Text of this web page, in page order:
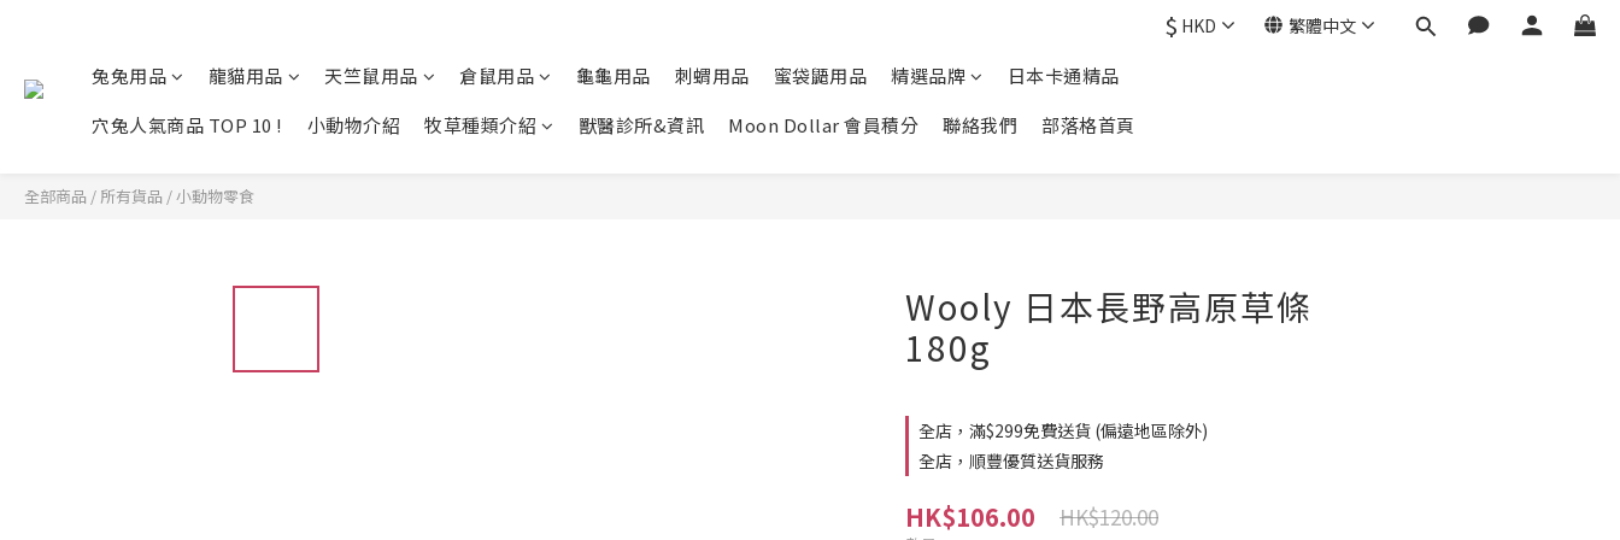
$ HKD 繁體中文
兔兔用品 龍貓用品 天竺鼠用品 倉鼠用品 龜龜用品 刺蝟用品 蜜袋鼯用品 精選品牌
日本卡通精品
穴兔人氣商品 TOP 10 !
小動物介紹 牧草種類介紹 獸醫診所&資訊 Moon Dollar 會員積分 聯絡我們 部落格首頁
全部商品 / 所有貨品 /小動物零食
Wooly 日本長野高原草條
180g
全店，滿$299免費送貨 (偏遠地區除外)
全店，順豐優質送貨服務
HK$106.00 HK$120.00